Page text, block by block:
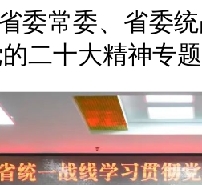
委常委、省委
二十大精神专